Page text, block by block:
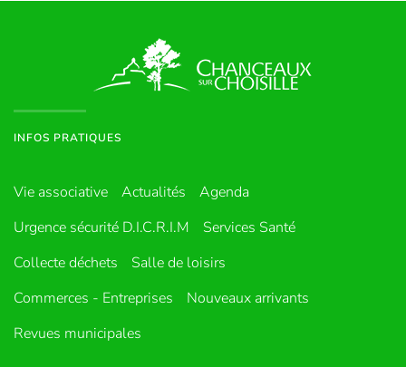
INFOS PRATIQUES
Vie associative Actualités
Agenda
Urgence sécurité D.I.C.R.I.M
Services Santé
Collecte déchets
Salle de loisirs
Commerces - Entreprises
Nouveaux arrivants
Revues municipales